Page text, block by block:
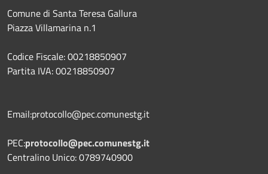
Comune di Santa Teresa Gallura
Piazza Villamarina n.1
Codice Fiscale: 00218850907
Partita IVA: 00218850907
Email:protocollo@pec.comunestg.it
PEC:protocollo@pec.comunestg.it
Centralino Unico: 0789740900